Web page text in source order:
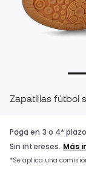
Zapatillas fútbol